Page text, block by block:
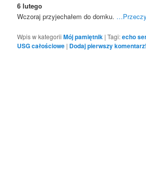
6 lutego
Wczoraj przyjechałem do domku.
Wpis w kategoriiMój pamiętnik |Tagi:echo
USG całościowe | Dodaj pierwszy komentarz!